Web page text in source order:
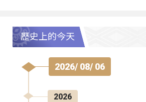
歷史上的今天
2026/ 08/ 06
2026